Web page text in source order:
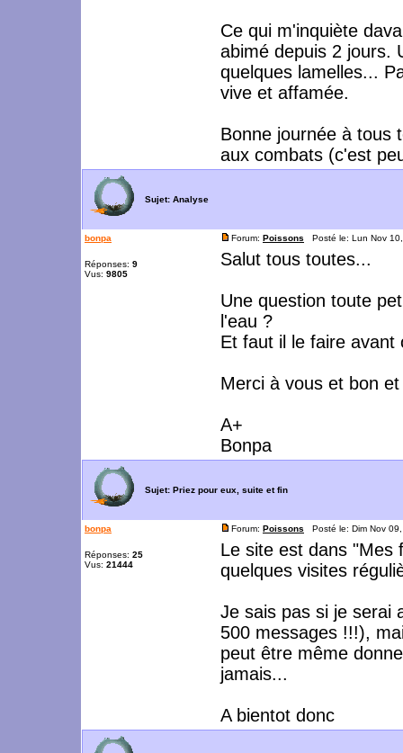
Ce qui m'inquiète
abimé depuis 2 jours.
quelques lamelles...
vive et affamée.
Bonne journée à tous
aux combats (c'est
Sujet: Analyse
bonpa
Réponses: 9
Vus: 9805
Forum: Poissons Posté le: Lun Nov
Salut tous toutes...
Une question toute
l'eau ?
Et faut il le faire avant
Merci à vous et bon
A+
Bonpa
Sujet: Priez pour eux, suite et fin
bonpa
Réponses: 25
Vus: 21444
Forum: Poissons Posté le: Dim Nov
Le site est dans "Mes
quelques visites
Je sais pas si je serai
500 messages !!!),
peut être même
jamais...
A bientot donc